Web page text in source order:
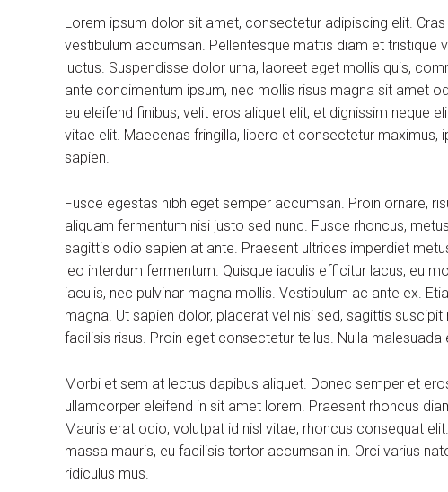
Lorem ipsum dolor sit amet, consectetur adipiscing elit.
vestibulum accumsan. Pellentesque mattis diam et tristique
luctus. Suspendisse dolor urna, laoreet eget mollis quis,
ante condimentum ipsum, nec mollis risus magna sit amet
eu eleifend finibus, velit eros aliquet elit, et dignissim neque
vitae elit. Maecenas fringilla, libero et consectetur
sapien.
Fusce egestas nibh eget semper accumsan. Proin ornare,
aliquam fermentum nisi justo sed nunc. Fusce rhoncus,
sagittis odio sapien at ante. Praesent ultrices imperdiet
leo interdum fermentum. Quisque iaculis efficitur lacus, eu
iaculis, nec pulvinar magna mollis. Vestibulum ac ante ex.
magna. Ut sapien dolor, placerat vel nisi sed, sagittis
facilisis risus. Proin eget consectetur tellus. Nulla
Morbi et sem at lectus dapibus aliquet. Donec semper et
ullamcorper eleifend in sit amet lorem. Praesent rhoncus
Mauris erat odio, volutpat id nisl vitae, rhoncus consequat
massa mauris, eu facilisis tortor accumsan in. Orci varius
ridiculus mus.